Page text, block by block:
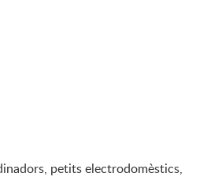
petits electrodomèstics,